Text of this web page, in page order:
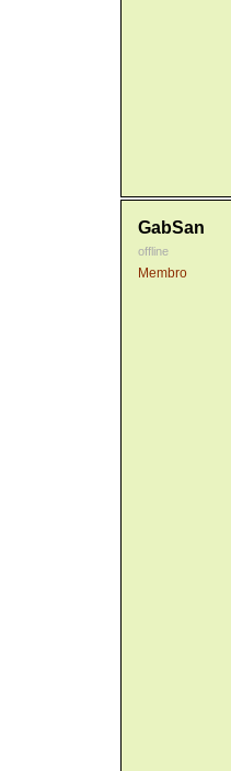
GabSan
offline
Membro